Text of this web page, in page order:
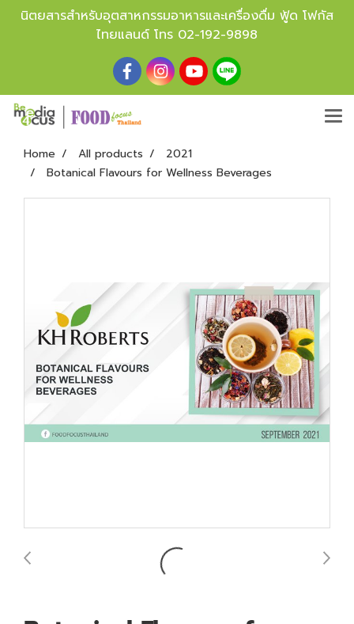
นิตยสารสำหรับอุตสาหกรรมอาหารและเครื่องดื่ม ฟู้ด โฟกัส
ไทยแลนด์ โทร 02-192-9898
Home All products
2021
Botanical Flavours for Wellness Beverages